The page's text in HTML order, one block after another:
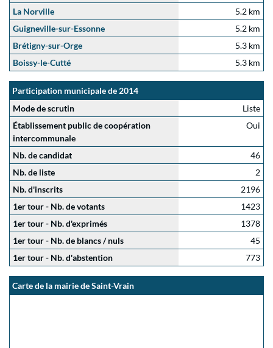
La Norville
5.2 km
Guigneville-sur-Essonne
5.2 km
Brétigny-sur-Orge
5.3 km
Boissy-le-Cutté
5.3 km
Participation municipale de 2014
Mode de scrutin
Liste
Établissement public de coopération
intercommunale
Oui
Nb. de candidat
46
Nb. de liste
2
Nb. d'inscrits
2196
1er tour - Nb. de votants
1423
1er tour - Nb. d'exprimés
1378
1er tour - Nb. de blancs / nuls
45
1er tour - Nb. d'abstention
773
Carte de la mairie de Saint-Vrain